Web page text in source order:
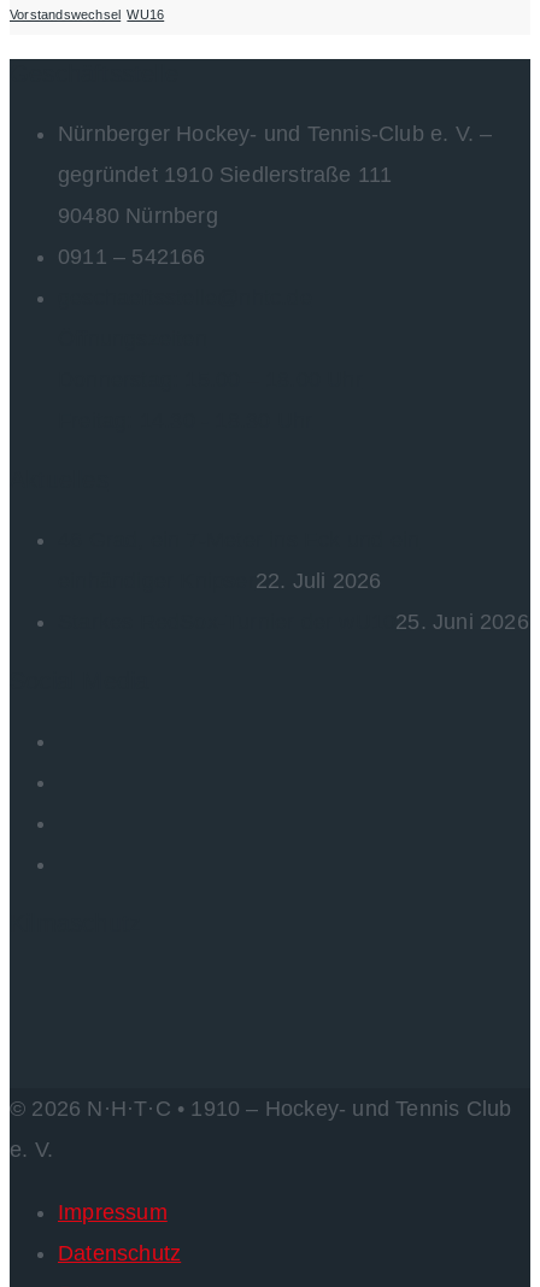
Vorstandswechsel WU16
Nürnberger Hockey- und Tennis-Club e. V. –
gegründet 1910 Siedlerstraße 111
90480 Nürnberg
0911 – 542166
22. Juli 2026
25. Juni 2026
© 2026 N·H·T·C • 1910 – Hockey- und Tennis Club
e. V.
Impressum
Datenschutz